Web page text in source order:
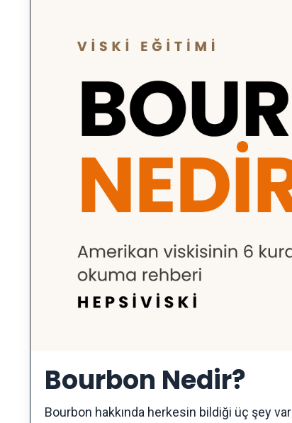
Bourbon Nedir?
Bourbon hakkında herkesin bildiği üç şey